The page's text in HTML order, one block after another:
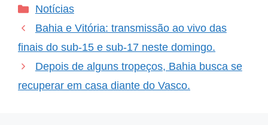
para enfrentar o Vasco.
Este jogo é válido pela
35ª rodada do
Campeonato…
Categorias
Notícias
Bahia e Vitória: transmissão ao vivo das
finais do sub-15 e sub-17 neste domingo.
Depois de alguns tropeços, Bahia busca se
recuperar em casa diante do Vasco.